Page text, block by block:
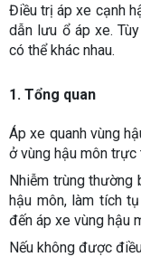
Điều trị áp xe cạnh
dẫn lưu ổ áp xe.
có thể khác nhau.
1. Tổng quan
Áp xe quanh vùng
ở vùng hậu môn trực
Nhiễm trùng thường
hậu môn, làm tích
đến áp xe vùng hậu
Nếu không được